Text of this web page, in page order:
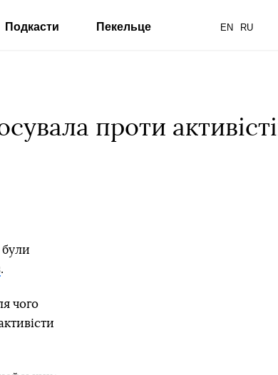
EN RU
Подкасти Пекельце
проти
були
.
чого